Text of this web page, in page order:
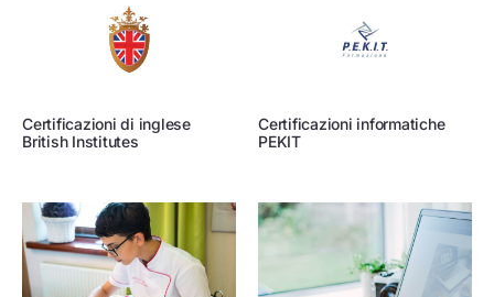
Certificazioni di inglese
British Institutes
Certificazioni informatiche
PEKIT